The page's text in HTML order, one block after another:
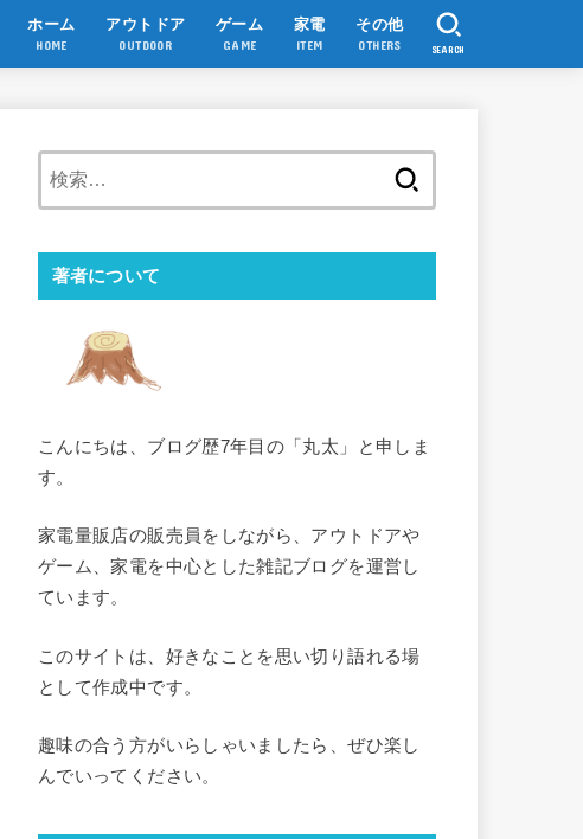
ホーム
HOME
アウトドア
OUTDOOR
ゲーム
GAME
家電
ITEM
その他
OTHERS SEARCH
著者について
こんにちは、ブログ歴7年目の「丸太」と申しま
す。
家電量販店の販売員をしながら、アウトドアや
ゲーム、家電を中心とした雑記ブログを運営し
ています。
このサイトは、好きなことを思い切り語れる場
として作成中です。
趣味の合う方がいらしゃいましたら、ぜひ楽し
んでいってください。